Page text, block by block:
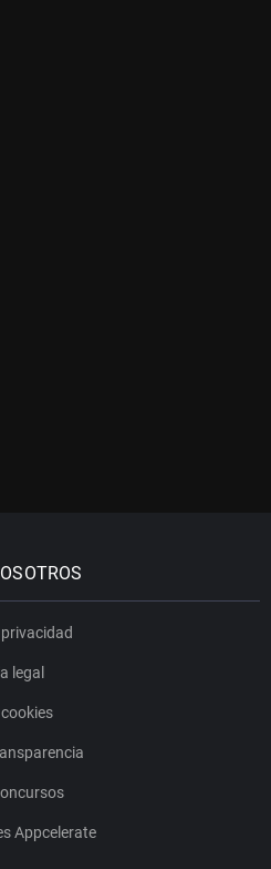
legal
Appcelerate